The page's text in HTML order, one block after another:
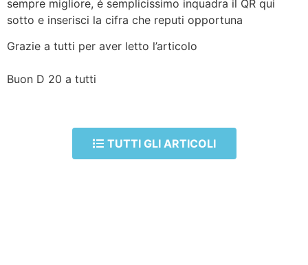
sempre migliore, é semplicissimo inquadra il QR qui
sotto e inserisci la cifra che reputi opportuna
Grazie a tutti per aver letto l’articolo
Buon D 20 a tutti
TUTTI GLI ARTICOLI